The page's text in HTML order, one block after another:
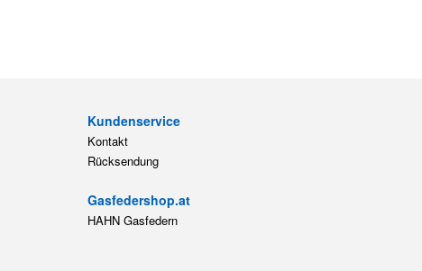
Kundenservice
Kontakt
Rücksendung
Gasfedershop.at
HAHN Gasfedern